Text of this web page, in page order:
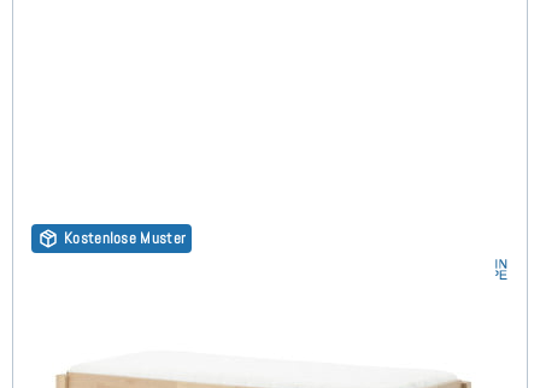
Kostenlose Muster